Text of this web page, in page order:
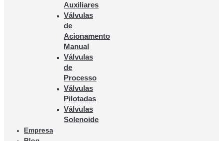
Auxiliares
Válvulas
de
Acionamento
Manual
Válvulas
de
Processo
Válvulas
Pilotadas
Válvulas
Solenoide
Empresa